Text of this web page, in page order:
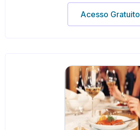
Acesso Gratuito